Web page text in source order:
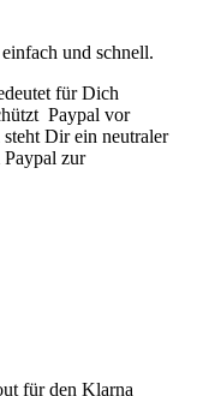
und schnell.
für Dich
Paypal vor
Dir ein neutraler
Paypal zur
für den Klarna